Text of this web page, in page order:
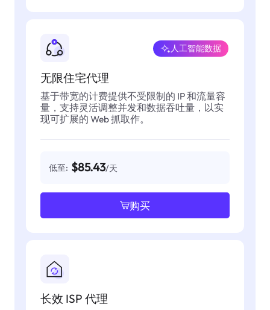
无限住宅代理
人工智能数据
基于带宽的计费提供不受限制的 IP 和流量容
量，支持灵活调整并发和数据吞吐量，以实
现可扩展的 Web 抓取作。
低至: $85.43/天
购买
长效 ISP 代理